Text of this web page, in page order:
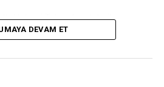
bu programdan
öğrencilerimiz
Bu çalışma mesaisi
Hokeyi Takımı’nın teknik
Gezen, turnuva sonrası yaptığı
ve ekledi:
DEVAM ET